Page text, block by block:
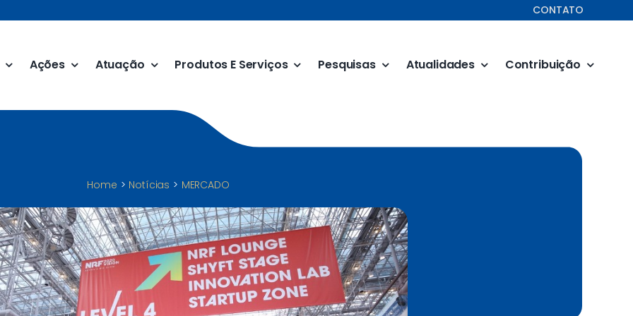
CONTATO
Ações Atuação Produtos E Serviços Pesquisas Atualidades Contribuição
Home Notícias MERCADO